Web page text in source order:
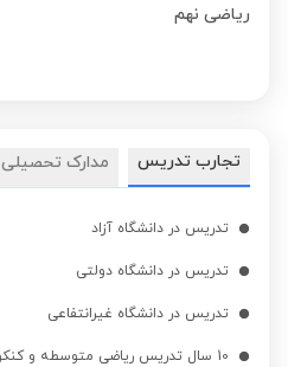
ریاضی نهم
تجارب تدریس مدارک تحصیلی
تدریس در دانشگاه آزاد
تدریس در دانشگاه دولتی
تدریس در دانشگاه غیرانتفاعی
10 سال تدریس ریاضی متوسطه و کنکور در آموزشگاه